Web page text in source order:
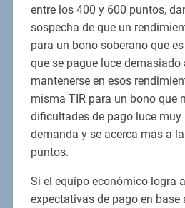
entre los 400 y 600 puntos,
sospecha de que un
para un bono soberano que
que se pague luce
mantenerse en esos
misma TIR para un bono que
dificultades de pago luce muy
demanda y se acerca más a
puntos.
Si el equipo económico logra
expectativas de pago en